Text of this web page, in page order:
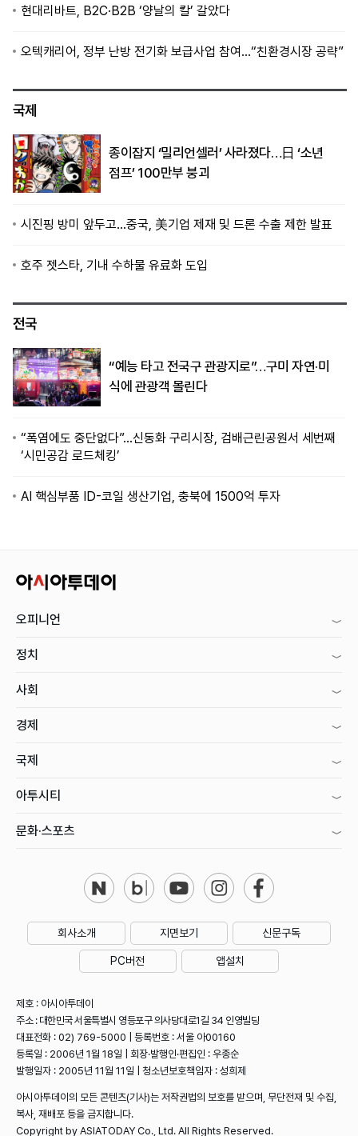
현대리바트, B2C·B2B ‘양날의 칼’ 갈았다
오텍캐리어, 정부 난방 전기화 보급사업 참여…“친환경시장 공략”
국제
종이잡지 ‘밀리언셀러’ 사라졌다…日 ‘소년
점프’ 100만부 붕괴
시진핑 방미 앞두고…중국, 美기업 제재 및 드론 수출 제한 발표
호주 젯스타, 기내 수하물 유료화 도입
전국
“예능 타고 전국구 관광지로”…구미 자연·미
식에 관광객 몰린다
“폭염에도 중단없다”…신동화 구리시장, 검배근린공원서 세번째
‘시민공감 로드체킹’
AI 핵심부품 ID-코일 생산기업, 충북에 1500억 투자
오피니언
정치
사회
경제
국제
아투시티
문화·스포츠
회사소개 지면보기 신문구독
PC버전 앱설치
제호 : 아시아투데이
주소 : 대한민국 서울특별시 영등포구 의사당대로1길 34 인영빌딩
대표전화 : 02) 769-5000 | 등록번호 : 서울 아00160
등록일 : 2006년 1월 18일 | 회장·발행인·편집인 : 우종순
발행일자 : 2005년 11월 11일 | 청소년보호책임자 : 성희제
아시아투데이의 모든 콘텐츠(기사)는 저작권법의 보호를 받으며, 무단전재 및 수집,
복사, 재배포 등을 금지합니다.
Copyright by ASIATODAY Co., Ltd. All Rights Reserved.